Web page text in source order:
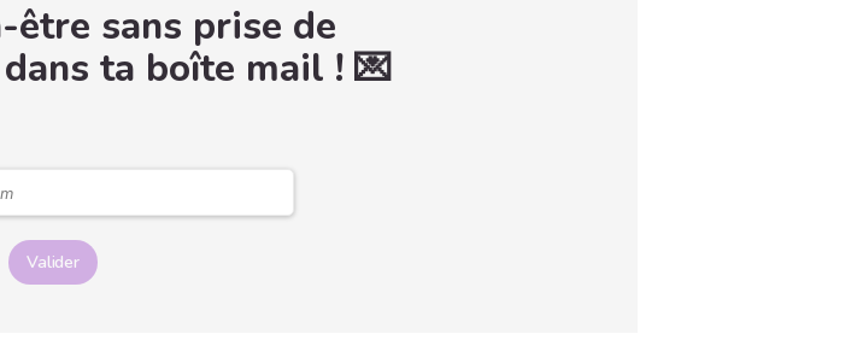
être sans prise de
ta boîte mail ! 💌
Valider